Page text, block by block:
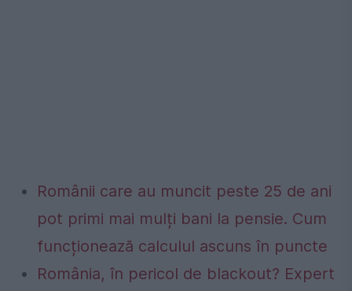
Românii care au muncit peste 25 de ani
pot primi mai mulți bani la pensie. Cum
funcționează calculul ascuns în puncte
România, în pericol de blackout? Expert